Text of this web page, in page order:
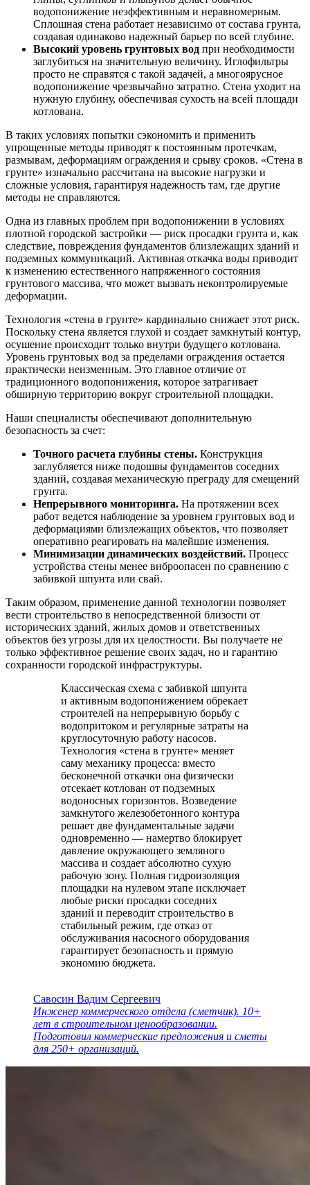
водопонижение неэффективным и неравномерным.
Сплошная стена работает независимо от состава грунта,
создавая одинаково надежный барьер по всей глубине.
Высокий уровень грунтовых вод при необходимости
заглубиться на значительную величину. Иглофильтры
просто не справятся с такой задачей, а многоярусное
водопонижение чрезвычайно затратно. Стена уходит на
нужную глубину, обеспечивая сухость на всей площади
котлована.
В таких условиях попытки сэкономить и применить
упрощенные методы приводят к постоянным протечкам,
размывам, деформациям ограждения и срыву сроков. «Стена в
грунте» изначально рассчитана на высокие нагрузки и
сложные условия, гарантируя надежность там, где другие
методы не справляются.
Одна из главных проблем при водопонижении в условиях
плотной городской застройки — риск просадки грунта и, как
следствие, повреждения фундаментов близлежащих зданий и
подземных коммуникаций. Активная откачка воды приводит
к изменению естественного напряженного состояния
грунтового массива, что может вызвать неконтролируемые
деформации.
Технология «стена в грунте» кардинально снижает этот риск.
Поскольку стена является глухой и создает замкнутый контур,
осушение происходит только внутри будущего котлована.
Уровень грунтовых вод за пределами ограждения остается
практически неизменным. Это главное отличие от
традиционного водопонижения, которое затрагивает
обширную территорию вокруг строительной площадки.
Наши специалисты обеспечивают дополнительную
безопасность за счет:
Точного расчета глубины стены. Конструкция
заглубляется ниже подошвы фундаментов соседних
зданий, создавая механическую преграду для смещений
грунта.
Непрерывного мониторинга. На протяжении всех
работ ведется наблюдение за уровнем грунтовых вод и
деформациями близлежащих объектов, что позволяет
оперативно реагировать на малейшие изменения.
Минимизации динамических воздействий. Процесс
устройства стены менее виброопасен по сравнению с
забивкой шпунта или свай.
Таким образом, применение данной технологии позволяет
вести строительство в непосредственной близости от
исторических зданий, жилых домов и ответственных
объектов без угрозы для их целостности. Вы получаете не
только эффективное решение своих задач, но и гарантию
сохранности городской инфраструктуры.
Классическая схема с забивкой шпунта
и активным водопонижением обрекает
строителей на непрерывную борьбу с
водопритоком и регулярные затраты на
круглосуточную работу насосов.
Технология «стена в грунте» меняет
саму механику процесса: вместо
бесконечной откачки она физически
отсекает котлован от подземных
водоносных горизонтов. Возведение
замкнутого железобетонного контура
решает две фундаментальные задачи
одновременно — намертво блокирует
давление окружающего земляного
массива и создает абсолютно сухую
рабочую зону. Полная гидроизоляция
площадки на нулевом этапе исключает
любые риски просадки соседних
зданий и переводит строительство в
стабильный режим, где отказ от
обслуживания насосного оборудования
гарантирует безопасность и прямую
экономию бюджета.
Савосин Вадим Сергеевич
Инженер коммерческого отдела (сметчик). 10+
лет в строительном ценообразовании.
Подготовил коммерческие предложения и сметы
для 250+ организаций.